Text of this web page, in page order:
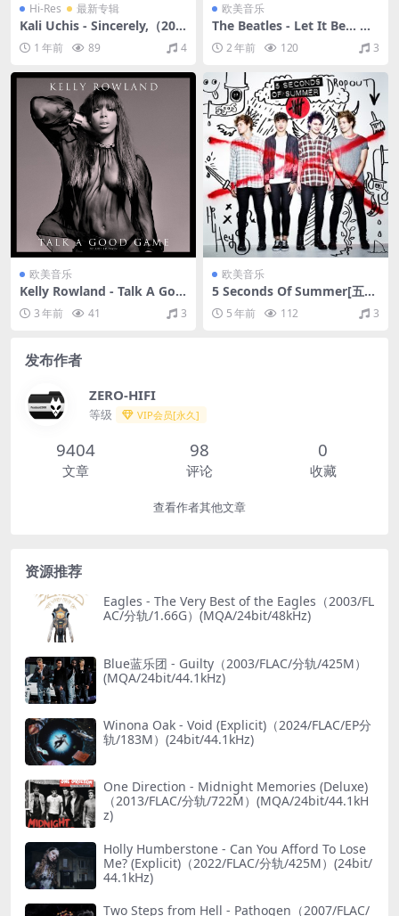
Hi-Res 最新专辑
Kali Uchis - Sincerely,（202
5/FLAC/分轨/622M）(24bit/
48Hz)
1 年前 89 4
欧美音乐
The Beatles - Let It Be... Na
ked (Remastered)（2003/F
LAC/分轨/212M）
2 年前 120 3
欧美音乐
Kelly Rowland - Talk A Goo
d Game (Deluxe Version)
（2013/FLAC/分轨/401M）
3 年前 41 3
欧美音乐
5 Seconds Of Summer[五秒
盛夏] - 5 Seconds Of Summ
er (Deluxe)（2014/FLAC/分
5 年前 112 3
发布作者
ZERO-HIFI
等级 VIP会员[永久]
9404
文章
98
评论
0
收藏
查看作者其他文章
资源推荐
Eagles - The Very Best of the Eagles（2003/FL
AC/分轨/1.66G）(MQA/24bit/48kHz)
Blue蓝乐团 - Guilty（2003/FLAC/分轨/425M）
(MQA/24bit/44.1kHz)
Winona Oak - Void (Explicit)（2024/FLAC/EP分
轨/183M）(24bit/44.1kHz)
One Direction - Midnight Memories (Deluxe)
（2013/FLAC/分轨/722M）(MQA/24bit/44.1kH
z)
Holly Humberstone - Can You Afford To Lose
Me? (Explicit)（2022/FLAC/分轨/425M）(24bit/
44.1kHz)
Two Steps from Hell - Pathogen（2007/FLAC/